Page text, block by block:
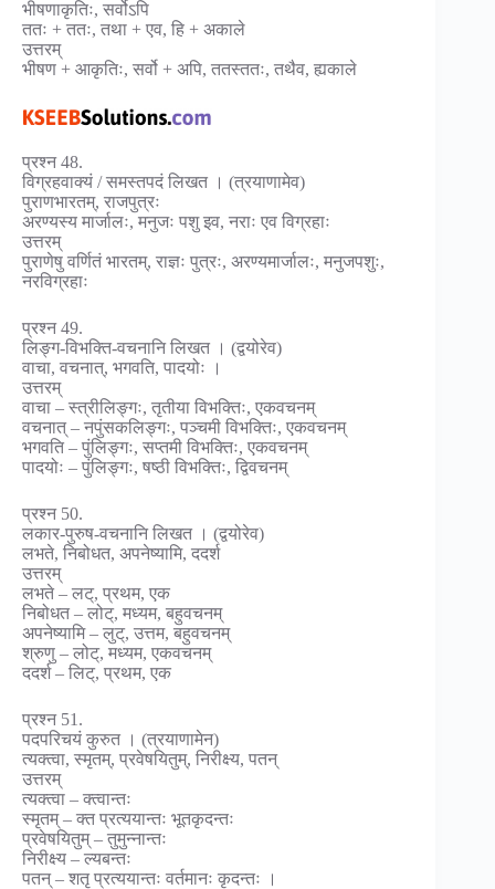
भीषणाकृतिः, सर्वोऽपि
ततः + ततः, तथा + एव, हि + अकाले
उत्तरम्
भीषण + आकृतिः, सर्वो + अपि, ततस्ततः, तथैव, ह्यकाले
प्रश्न 48.
विग्रहवाक्यं / समस्तपदं लिखत । (त्रयाणामेव)
पुराणभारतम्, राजपुत्रः
अरण्यस्य मार्जालः, मनुजः पशु इव, नराः एव विग्रहाः
उत्तरम्
पुराणेषु वर्णितं भारतम्, राज्ञः पुत्रः, अरण्यमार्जालः, मनुजपशुः,
नरविग्रहाः
प्रश्न 49.
लिङ्ग-विभक्ति-वचनानि लिखत । (द्वयोरेव)
वाचा, वचनात्, भगवति, पादयोः ।
उत्तरम्
वाचा – स्त्रीलिङ्गः, तृतीया विभक्तिः, एकवचनम्
वचनात् – नपुंसकलिङ्गः, पञ्चमी विभक्तिः, एकवचनम्
भगवति – पुंलिङ्गः, सप्तमी विभक्तिः, एकवचनम्
पादयोः – पुंलिङ्गः, षष्ठी विभक्तिः, द्विवचनम्
प्रश्न 50.
लकार-पुरुष-वचनानि लिखत । (द्वयोरेव)
लभते, निबोधत, अपनेष्यामि, ददर्श
उत्तरम्
लभते – लट्, प्रथम, एक
निबोधत – लोट्, मध्यम, बहुवचनम्
अपनेष्यामि – लुट्, उत्तम, बहुवचनम्
श्रुणु – लोट्, मध्यम, एकवचनम्
ददर्श – लिट्, प्रथम, एक
प्रश्न 51.
पदपरिचयं कुरुत । (त्रयाणामेन)
त्यक्त्वा, स्मृतम्, प्रवेषयितुम्, निरीक्ष्य, पतन्
उत्तरम्
त्यक्त्वा – क्त्वान्तः
स्मृतम् – क्त प्रत्ययान्तः भूतकृदन्तः
प्रवेषयितुम् – तुमुन्नान्तः
निरीक्ष्य – ल्यबन्तः
पतन् – शतृ प्रत्ययान्तः वर्तमानः कृदन्तः ।